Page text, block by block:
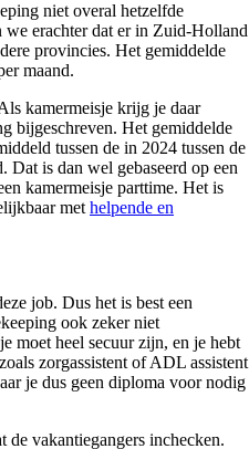
niet overal hetzelfde
we erachter dat er in Zuid-Holland
provincies. Het gemiddelde
maand.
kamermeisje krijg je daar
bijgeschreven. Het gemiddelde
tussen de in 2024 tussen de
Dat is dan wel gebaseerd op een
kamermeisje parttime. Het is
met helpende en
job. Dus het is best een
ook zeker niet
moet heel secuur zijn, en je hebt
zorgassistent of ADL assistent
je dus geen diploma voor nodig
vakantiegangers inchecken.